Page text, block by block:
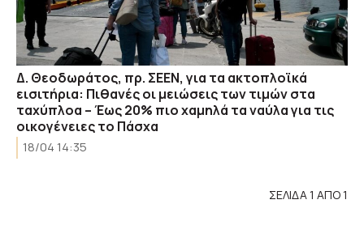
Δ. Θεοδωράτος, πρ. ΣΕΕΝ, για τα ακτοπλοϊκά
εισιτήρια: Πιθανές οι μειώσεις των τιμών στα
ταχύπλοα – Έως 20% πιο χαμηλά τα ναύλα για τις
οικογένειες το Πάσχα
18/04 14:35
ΣΕΛΙΔΑ 1 ΑΠΟ 1